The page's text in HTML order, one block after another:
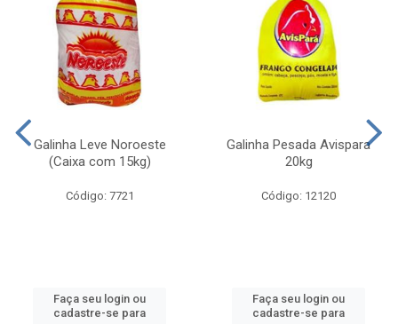
Galinha Leve Noroeste
(Caixa com 15kg)
Código: 7721
Faça seu login ou
cadastre-se para
Galinha Pesada Avispara
20kg
Código: 12120
Faça seu login ou
cadastre-se para